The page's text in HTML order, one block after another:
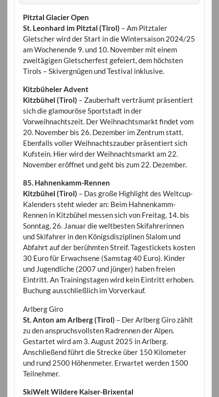
Pitztal Glacier Open
St. Leonhard im Pitztal (Tirol) – Am Pitztaler
Gletscher wird der Start in die Wintersaison 2024/25
am Wochenende 9. und 10. November mit einem
zweitägigen Gletscherfest gefeiert, dem höchsten
Tirols – Skivergnügen und Testival inklusive.
Kitzbüheler Advent
Kitzbühel (Tirol) – Zauberhaft verträumt präsentiert
sich die glamouröse Sportstadt in der
Vorweihnachtszeit. Der Weihnachtsmarkt findet vom
20. November bis 26. Dezember im Zentrum statt.
Ebenfalls voller Weihnachtszauber präsentiert sich
Kufstein. Hier wird der Weihnachtsmarkt am 22.
November eröffnet und geht bis zum 22. Dezember.
85. Hahnenkamm-Rennen
Kitzbühel (Tirol) – Das große Highlight des Weltcup-
Kalenders steht wieder an: Beim Hahnenkamm-
Rennen in Kitzbühel messen sich von Freitag, 14. bis
Sonntag, 26. Januar die weltbesten Skifahrerinnen
und Skifahrer in den Königsdisziplinen Slalom und
Abfahrt auf der berühmten Streif. Tagestickets kosten
30 Euro für Erwachsene (Samstag 40 Euro). Kinder
und Jugendliche (2007 und jünger) haben freien
Eintritt. An Trainingstagen wird kein Eintritt erhoben.
Buchung ausschließlich im Vorverkauf.
Arlberg Giro
St. Anton am Arlberg (Tirol) – Der Arlberg Giro zählt
zu den anspruchsvollsten Radrennen der Alpen.
Gestartet wird am 3. August 2025 in Arlberg.
Anschließend führt die Strecke über 150 Kilometer
und rund 2500 Höhenmeter. Erwartet werden 1500
Teilnehmer.
SkiWelt Wildere Kaiser-Brixental